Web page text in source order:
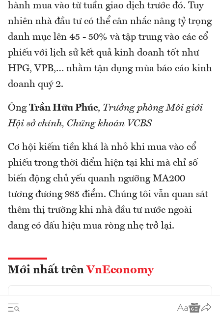
hành mua vào từ tuần giao dịch trước đó. Tuy
nhiên nhà đầu tư có thể cân nhắc nâng tỷ trọng
danh mục lên 45 - 50% và tập trung vào các cổ
phiếu với lịch sử kết quả kinh doanh tốt như
HPG, VPB,… nhằm tận dụng mùa báo cáo kinh
doanh quý 2.
Ông Trần Hữu Phúc, Trưởng phòng Môi giới
Hội sở chính, Chứng khoán VCBS
Cơ hội kiếm tiền khá là nhỏ khi mua vào cổ
phiếu trong thời điểm hiện tại khi mà chỉ số
biến động chủ yếu quanh ngưỡng MA200
tương đương 985 điểm. Chúng tôi vẫn quan sát
thêm thị trường khi nhà đầu tư nước ngoài
đang có dấu hiệu mua ròng nhẹ trở lại.
Mới nhất trên VnEconomy